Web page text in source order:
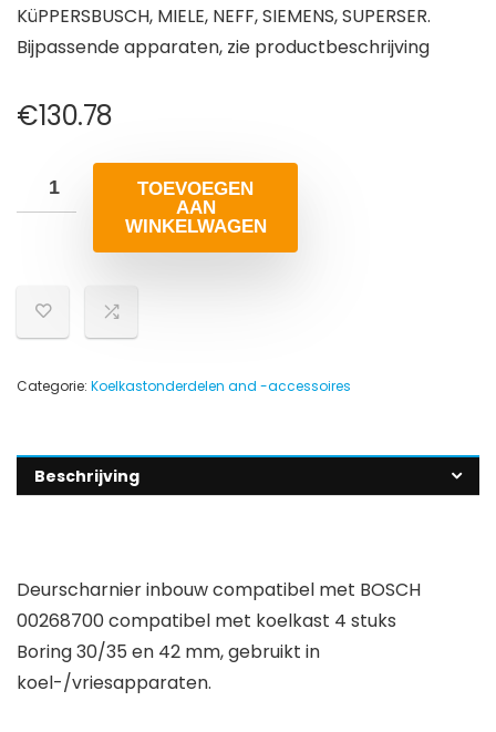
KüPPERSBUSCH, MIELE, NEFF, SIEMENS, SUPERSER.
Bijpassende apparaten, zie productbeschrijving
€130.78
TOEVOEGEN
AAN
WINKELWAGEN
Categorie: Koelkastonderdelen and -accessoires
Beschrijving
Deurscharnier inbouw compatibel met BOSCH
00268700 compatibel met koelkast 4 stuks
Boring 30/35 en 42 mm, gebruikt in
koel-/vriesapparaten.